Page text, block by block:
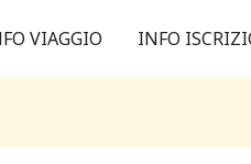
VIAGGIO INFO